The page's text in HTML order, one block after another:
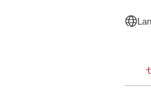
日本語
简体
繁體